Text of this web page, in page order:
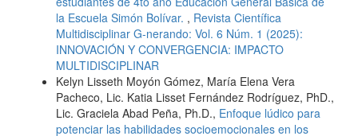
la Escuela Simón Bolívar. , Revista Científica
Multidisciplinar G-nerando: Vol. 6 Núm. 1 (2025):
INNOVACIÓN Y CONVERGENCIA: IMPACTO
MULTIDISCIPLINAR
Kelyn Lisseth Moyón Gómez, María Elena Vera
Pacheco, Lic. Katia Lisset Fernández Rodríguez, PhD.,
Lic. Graciela Abad Peña, Ph.D., Enfoque lúdico para
potenciar las habilidades socioemocionales en los